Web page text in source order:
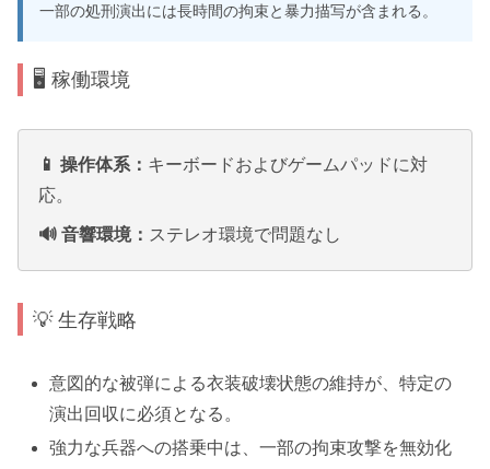
一部の処刑演出には長時間の拘束と暴力描写が含まれる。
🖥️ 稼働環境
📱 操作体系： キーボードおよびゲームパッドに対
応。
🔊 音響環境： ステレオ環境で問題なし
💡 生存戦略
意図的な被弾による衣装破壊状態の維持が、特定の
演出回収に必須となる。
強力な兵器への搭乗中は、一部の拘束攻撃を無効化